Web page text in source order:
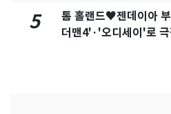
5
톰 홀랜드♥젠데이아
더맨4'·'오디세이'로 극